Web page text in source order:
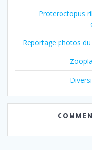
Proteroctopus
Reportage photos